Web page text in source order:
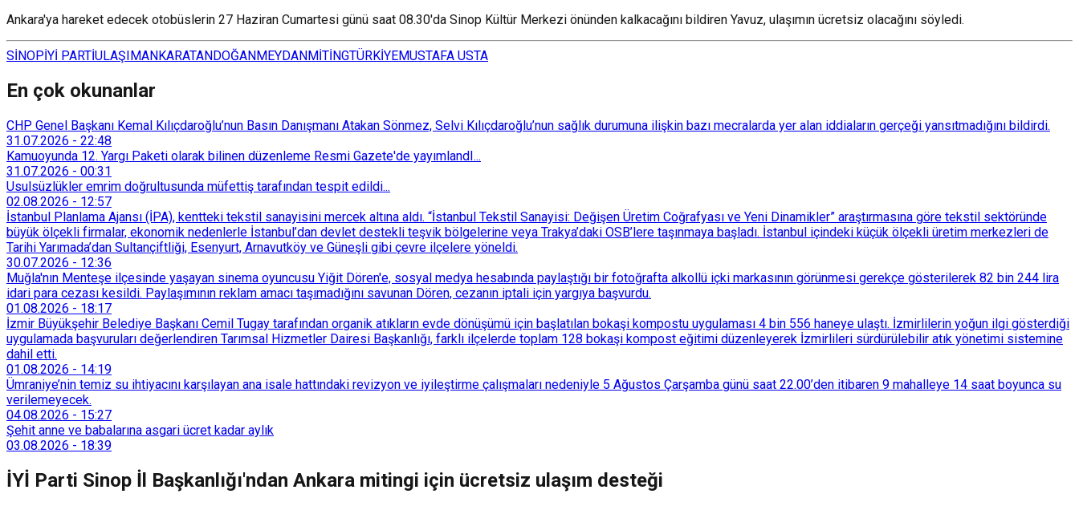
Ankara'ya hareket edecek otobüslerin 27 Haziran Cumartesi günü saat 08.30'da Sinop Kültür Merkezi önünden kalkacağını bildiren Yavuz, ulaşımın ücretsiz olacağını söyledi.
SİNOPİYİ PARTİULAŞIMANKARATANDOĞANMEYDANMİTİNGTÜRKİYEMUSTAFA USTA
En çok okunanlar
CHP Genel Başkanı Kemal Kılıçdaroğlu’nun Basın Danışmanı Atakan Sönmez, Selvi Kılıçdaroğlu’nun sağlık durumuna ilişkin bazı mecralarda yer alan iddiaların gerçeği yansıtmadığını bildirdi.
31.07.2026 - 22:48
Kamuoyunda 12. Yargı Paketi olarak bilinen düzenleme Resmi Gazete'de yayımlandI...
31.07.2026 - 00:31
Usulsüzlükler emrim doğrultusunda müfettiş tarafından tespit edildi...
02.08.2026 - 12:57
İstanbul Planlama Ajansı (İPA), kentteki tekstil sanayisini mercek altına aldı. “İstanbul Tekstil Sanayisi: Değişen Üretim Coğrafyası ve Yeni Dinamikler” araştırmasına göre tekstil sektöründe
büyük ölçekli firmalar, ekonomik nedenlerle İstanbul’dan devlet destekli teşvik bölgelerine veya Trakya’daki OSB’lere taşınmaya başladı. İstanbul içindeki küçük ölçekli üretim merkezleri de
Tarihi Yarımada’dan Sultançiftliği, Esenyurt, Arnavutköy ve Güneşli gibi çevre ilçelere yöneldi.
30.07.2026 - 12:36
Muğla'nın Menteşe ilçesinde yaşayan sinema oyuncusu Yiğit Dören'e, sosyal medya hesabında paylaştığı bir fotoğrafta alkollü içki markasının görünmesi gerekçe gösterilerek 82 bin 244 lira
idari para cezası kesildi. Paylaşımının reklam amacı taşımadığını savunan Dören, cezanın iptali için yargıya başvurdu.
01.08.2026 - 18:17
İzmir Büyükşehir Belediye Başkanı Cemil Tugay tarafından organik atıkların evde dönüşümü için başlatılan bokaşi kompostu uygulaması 4 bin 556 haneye ulaştı. İzmirlilerin yoğun ilgi gösterdiği
uygulamada başvuruları değerlendiren Tarımsal Hizmetler Dairesi Başkanlığı, farklı ilçelerde toplam 128 bokaşi kompost eğitimi düzenleyerek İzmirlileri sürdürülebilir atık yönetimi sistemine
dahil etti.
01.08.2026 - 14:19
Ümraniye’nin temiz su ihtiyacını karşılayan ana isale hattındaki revizyon ve iyileştirme çalışmaları nedeniyle 5 Ağustos Çarşamba günü saat 22.00’den itibaren 9 mahalleye 14 saat boyunca su
verilemeyecek.
04.08.2026 - 15:27
Şehit anne ve babalarına asgari ücret kadar aylık
03.08.2026 - 18:39
İYİ Parti Sinop İl Başkanlığı'ndan Ankara mitingi için ücretsiz ulaşım desteği